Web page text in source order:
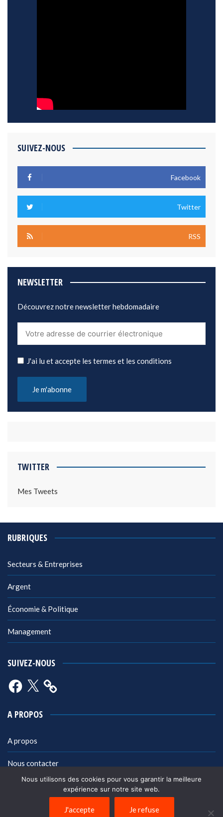
SUIVEZ-NOUS
Facebook
Twitter
RSS
NEWSLETTER
Découvrez notre newsletter hebdomadaire
J'ai lu et accepte les termes et les conditions
TWITTER
Mes Tweets
RUBRIQUES
Secteurs & Entreprises
Argent
Économie & Politique
Management
SUIVEZ-NOUS
Facebook
X
A PROPOS
A propos
Nous contacter
Politique de confidentialité
Nous utilisons des cookies pour vous garantir la meilleure
expérience sur notre site web.
J'accepte Je refuse